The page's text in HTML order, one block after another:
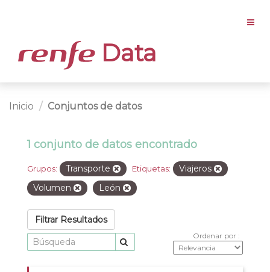
Data
Inicio Conjuntos de datos
1 conjunto de datos encontrado
Grupos: Transporte Etiquetas:
Viajeros
Volumen
León
Filtrar Resultados
Ordenar por